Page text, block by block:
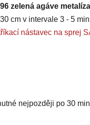
zelená agáve metalíza
cm v intervale 3 - 5
nástavec na sprej
nejpozději po 30